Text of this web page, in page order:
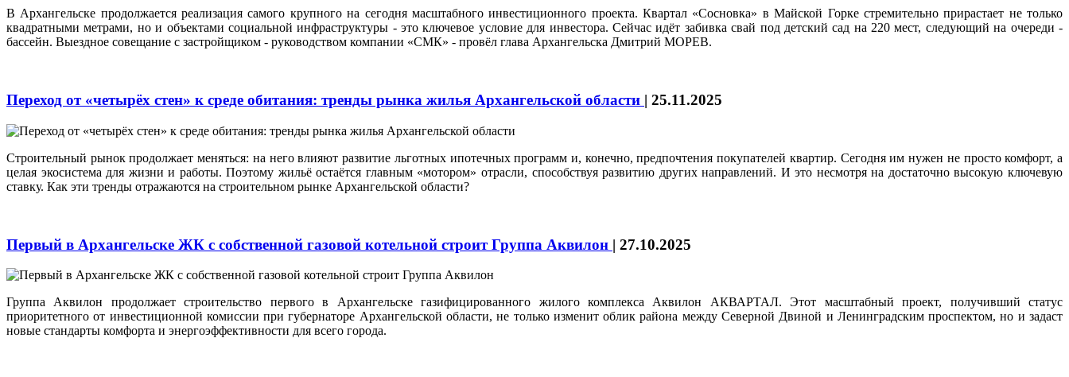
В Архангельске продолжается реализация самого крупного на сегодня масштабного инвестиционного проекта. Квартал «Сосновка» в Майской Горке стремительно прирастает не только
квадратными метрами, но и объектами социальной инфраструктуры - это ключевое условие для инвестора. Сейчас идёт забивка свай под детский сад на 220 мест, следующий на очереди -
бассейн. Выездное совещание с застройщиком - руководством компании «СМК» - провёл глава Архангельска Дмитрий МОРЕВ.
Переход от «четырёх стен» к среде обитания: тренды рынка жилья Архангельской области | 25.11.2025
Строительный рынок продолжает меняться: на него влияют развитие льготных ипотечных программ и, конечно, предпочтения покупателей квартир. Сегодня им нужен не просто комфорт, а
целая экосистема для жизни и работы. Поэтому жильё остаётся главным «мотором» отрасли, способствуя развитию других направлений. И это несмотря на достаточно высокую ключевую
ставку. Как эти тренды отражаются на строительном рынке Архангельской области?
Первый в Архангельске ЖК с собственной газовой котельной строит Группа Аквилон | 27.10.2025
Группа Аквилон продолжает строительство первого в Архангельске газифицированного жилого комплекса Аквилон АКВАРТАЛ. Этот масштабный проект, получивший статус
приоритетного от инвестиционной комиссии при губернаторе Архангельской области, не только изменит облик района между Северной Двиной и Ленинградским проспектом, но и задаст
новые стандарты комфорта и энергоэффективности для всего города.